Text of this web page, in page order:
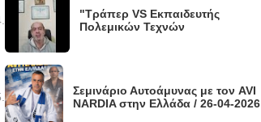
"Τράπερ VS Εκπαιδευτής
Πολεμικών Τεχνών
Σεμινάριο Αυτοάμυνας με τον AVI
NARDIA στην Ελλάδα / 26-04-2026